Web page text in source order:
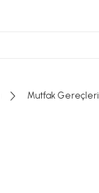
Mutfak Gereçleri